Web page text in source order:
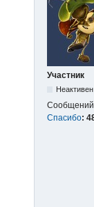
Участник
Неактивен
Спасибо: